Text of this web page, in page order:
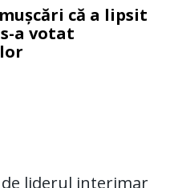
că a lipsit
a votat
liderul interimar